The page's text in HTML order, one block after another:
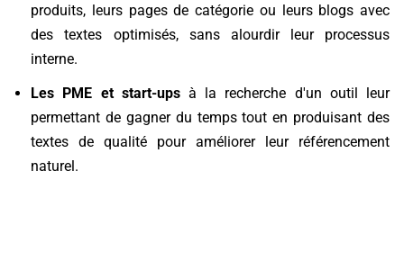
produits, leurs pages de catégorie ou leurs blogs avec
des textes optimisés, sans alourdir leur processus
interne.
Les PME et start-upsà la recherche d'un outil leur
permettant de gagner du temps tout en produisant des
textes de qualité pour améliorer leur référencement
naturel.